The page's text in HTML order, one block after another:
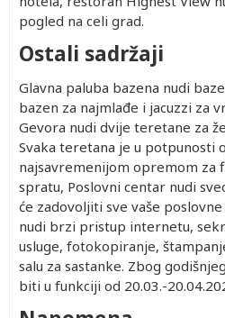
pogled na celi grad.
Ostali sadržaji
Glavna paluba bazena nudi
bazen za najmlađe i jacuzzi za
Gevora nudi dvije teretane za
Svaka teretana je u potpunosti
najsavremenijom opremom za
spratu, Poslovni centar nudi
će zadovoljiti sve vaše
nudi brzi pristup internetu,
usluge, fotokopiranje,
salu za sastanke. Zbog
biti u funkciji od 20.03.-